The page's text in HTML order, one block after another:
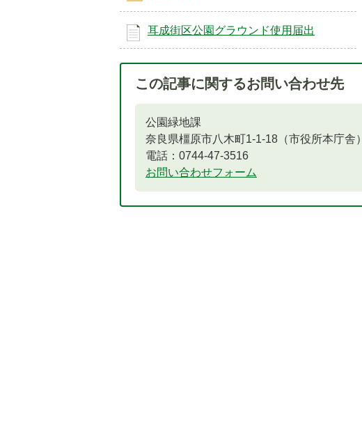
耳成街区公園グラウンド使用届出
この記事に関するお問い合わせ先
公園緑地課
奈良県橿原市八木町1-1-18（市役所本庁舎）
電話：0744-47-3516
お問い合わせフォーム